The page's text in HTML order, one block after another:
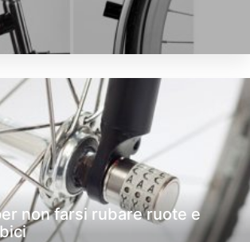
non farsi rubare ruote e